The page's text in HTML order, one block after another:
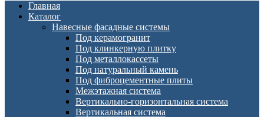
Главная
Каталог
Навесные фасадные системы
Под керамогранит
Под клинкерную плитку
Под металлокассеты
Под натуральный камень
Под фиброцементные плиты
Межэтажная система
Вертикально-горизонтальная система
Вертикальная система